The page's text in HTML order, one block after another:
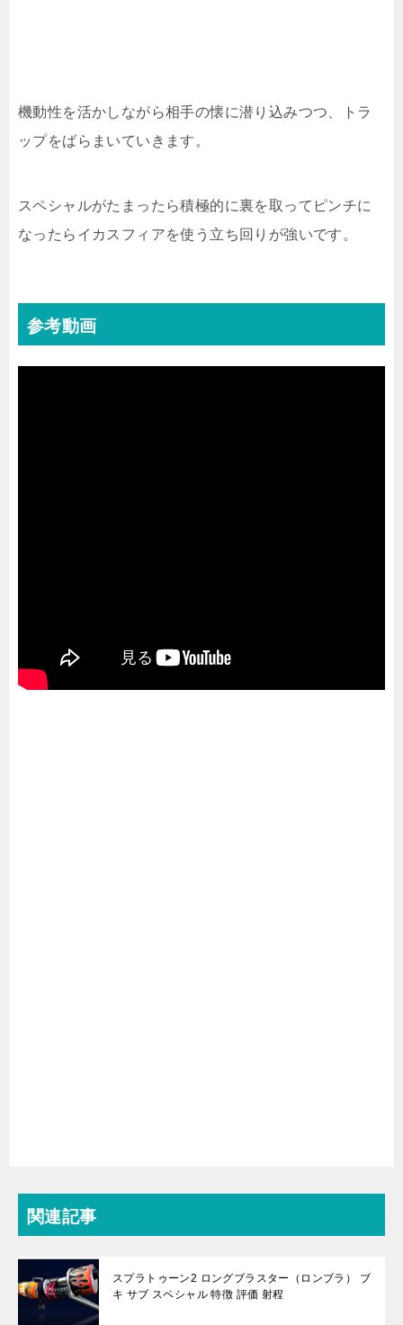
機動性を活かしながら相手の懐に潜り込みつつ、トラ
ップをばらまいていきます。
スペシャルがたまったら積極的に裏を取ってピンチに
なったらイカスフィアを使う立ち回りが強いです。
参考動画
関連記事
スプラトゥーン2 ロングブラスター（ロンブラ） ブ
キ サブ スペシャル 特徴 評価 射程